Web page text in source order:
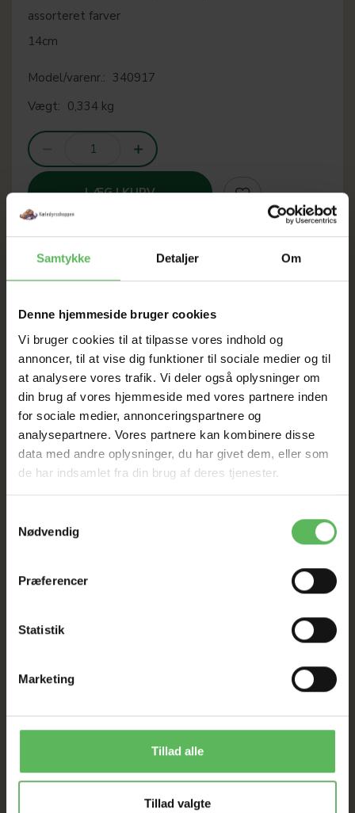
Samtykke Detaljer Om
Denne hjemmeside bruger cookies
Vi bruger cookies til at tilpasse vores indhold og
annoncer, til at vise dig funktioner til sociale medier og til
at analysere vores trafik. Vi deler også oplysninger om
din brug af vores hjemmeside med vores partnere inden
for sociale medier, annonceringspartnere og
analysepartnere. Vores partnere kan kombinere disse
data med andre oplysninger, du har givet dem, eller som
de har indsamlet fra din brug af deres tjenester.
Nødvendig
Præferencer
Statistik
Marketing
Tillad alle
Tillad valgte
assorteret farver
14cm
Model/varenr.: 340917
Vægt: 0,334 kg
LÆG I KURV
SOMMER
UDSALG
TIL D. 8 AUGUST
HELE WEBSHOPPEN ER
SAT NED
Tilbud GÆLDER IKKE
I FYSISK BUTIKKERE